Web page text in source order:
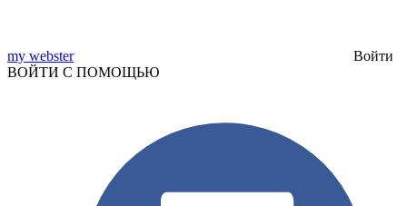
my webster
Войти
ВОЙТИ С ПОМОЩЬЮ